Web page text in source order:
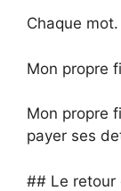
Chaque mot.
Mon propre
Mon propre
payer ses
## Le retour